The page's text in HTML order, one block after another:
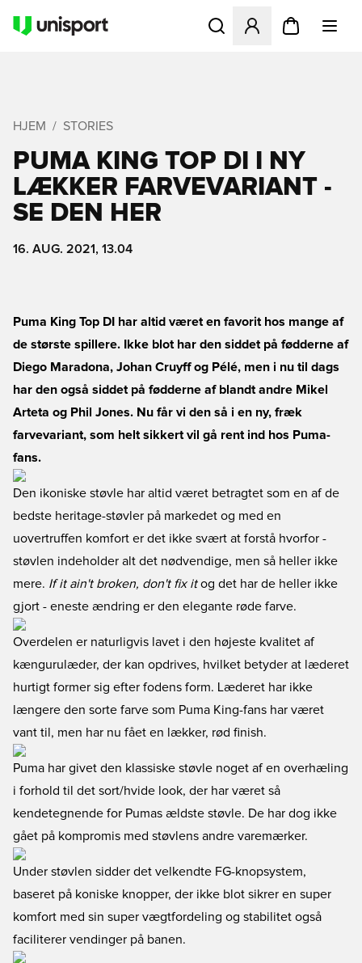
Åbner en Modal til at
HJEM STORIES
PUMA KING TOP DI I NY
LÆKKER FARVEVARIANT -
SE DEN HER
16. AUG. 2021, 13.04
Puma King Top DI har altid været en favorit hos mange af
de største spillere. Ikke blot har den siddet på fødderne af
Diego Maradona, Johan Cruyff og Pélé, men i nu til dags
har den også siddet på fødderne af blandt andre Mikel
Arteta og Phil Jones. Nu får vi den så i en ny, fræk
farvevariant, som helt sikkert vil gå rent ind hos Puma-
fans.
Den ikoniske støvle har altid været betragtet som en af de
bedste heritage-støvler på markedet og med en
uovertruffen komfort er det ikke svært at forstå hvorfor -
støvlen indeholder alt det nødvendige, men så heller ikke
mere. If it ain't broken, don't fix itog det har de heller ikke
gjort - eneste ændring er den elegante røde farve.
Overdelen er naturligvis lavet i den højeste kvalitet af
kængurulæder, der kan opdrives, hvilket betyder at læderet
hurtigt former sig efter fodens form. Læderet har ikke
længere den sorte farve som Puma King-fans har været
vant til, men har nu fået en lækker, rød finish.
Puma har givet den klassiske støvle noget af en overhæling
i forhold til det sort/hvide look, der har været så
kendetegnende for Pumas ældste støvle. De har dog ikke
gået på kompromis med støvlens andre varemærker.
Under støvlen sidder det velkendte FG-knopsystem,
baseret på koniske knopper, der ikke blot sikrer en super
komfort med sin super vægtfordeling og stabilitet også
faciliterer vendinger på banen.